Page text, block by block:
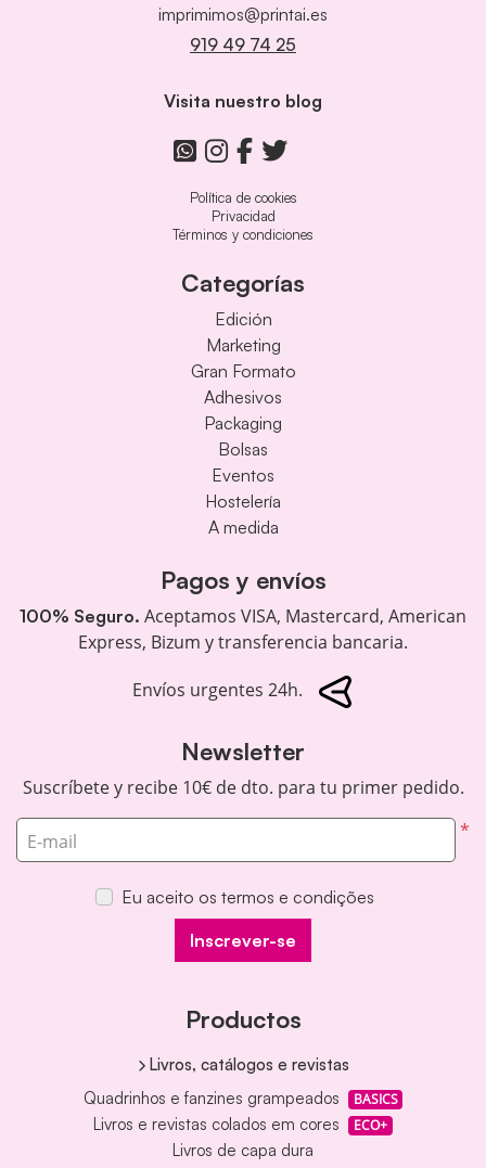
imprimimos@printai.es
919 49 74 25
Visita nuestro blog
Política de cookies
Privacidad
Términos y condiciones
Categorías
Edición
Marketing
Gran Formato
Adhesivos
Packaging
Bolsas
Eventos
Hostelería
A medida
Pagos y envíos
100% Seguro. Aceptamos VISA, Mastercard, American
Express, Bizum y transferencia bancaria.
Envíos urgentes 24h.
Newsletter
Suscríbete y recibe 10€ de dto. para tu primer pedido.
*
E-mail
Eu aceito os termos e condições
Inscrever-se
Productos
Livros, catálogos e revistas
Quadrinhos e fanzines grampeados
BASICS
Livros e revistas colados em cores ECO+
Livros de capa dura